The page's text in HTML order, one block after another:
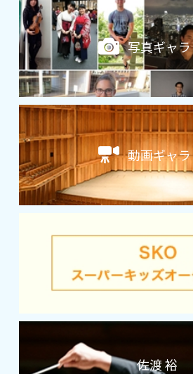
写真ギャ
動画ギャ
佐渡 裕